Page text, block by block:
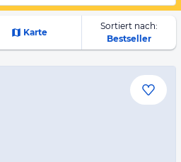
Karte
Sortiert nach:
Bestseller